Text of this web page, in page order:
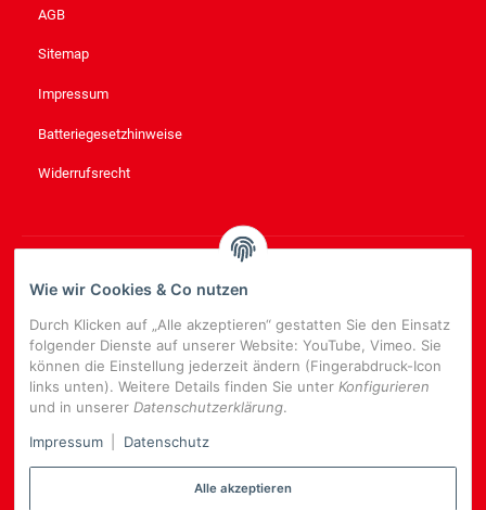
AGB
Sitemap
Impressum
Batteriegesetzhinweise
Widerrufsrecht
NEWSLETTER ABONNIEREN
Bitte senden Sie mir entsprechend Ihrer
Datenschutzerklärung
regelmäßig und jederzeit widerruflich Informationen zu Ihrem
Produktsortiment per E-Mail zu.
E-
Mail-
Adresse
NEWSLETTER
Wie wir Cookies & Co nutzen
Durch Klicken auf „Alle akzeptieren“ gestatten Sie den Einsatz
folgender Dienste auf unserer Website: YouTube, Vimeo. Sie
können die Einstellung jederzeit ändern (Fingerabdruck-Icon
links unten). Weitere Details finden Sie unter Konfigurieren
und in unserer Datenschutzerklärung.
Impressum
Datenschutz
Alle akzeptieren